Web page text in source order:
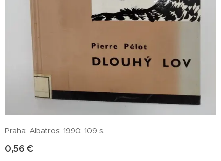
Praha; Albatros; 1990; 109 s.
0,56 €